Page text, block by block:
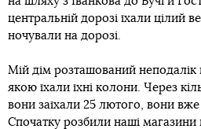
центральній дорозі їхали цілий
ночували на дорозі.
Мій дім розташований неподалік
якою їхали їхні колони. Через
вони заїхали 25 лютого, вони
Спочатку розбили наші магазини